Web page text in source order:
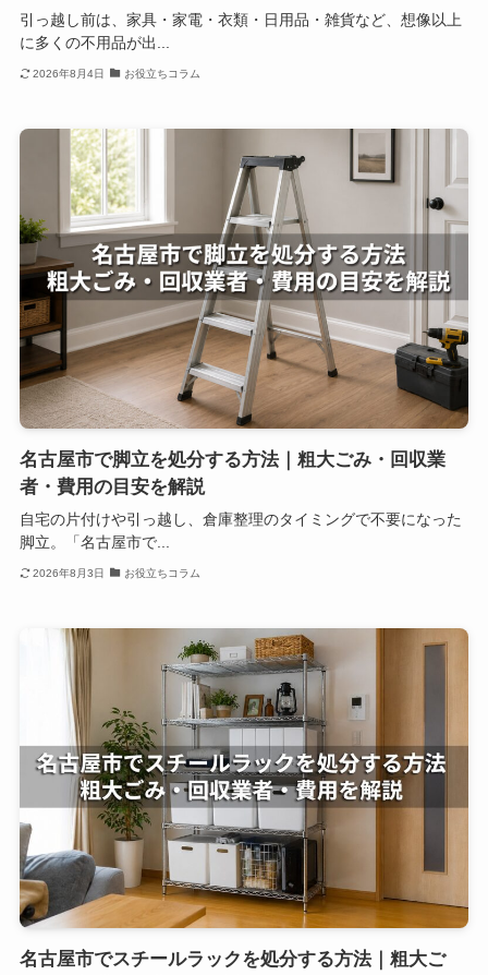
引っ越し前は、家具・家電・衣類・日用品・雑貨など、想像以上
に多くの不用品が出...
2026年8月4日 お役立ちコラム
名古屋市で脚立を処分する方法｜粗大ごみ・回収業
者・費用の目安を解説
自宅の片付けや引っ越し、倉庫整理のタイミングで不要になった
脚立。「名古屋市で...
2026年8月3日 お役立ちコラム
名古屋市でスチールラックを処分する方法｜粗大ご